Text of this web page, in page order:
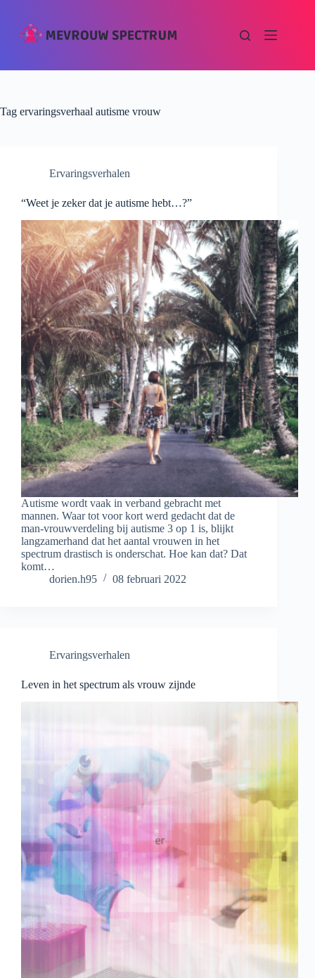
Tag ervaringsverhaal autisme vrouw
Ervaringsverhalen
“Weet je zeker dat je autisme hebt…?”
Autisme wordt vaak in verband gebracht met
mannen. Waar tot voor kort werd gedacht dat de
man-vrouwverdeling bij autisme 3 op 1 is, blijkt
langzamerhand dat het aantal vrouwen in het
spectrum drastisch is onderschat. Hoe kan dat? Dat
komt…
dorien.h95
08 februari 2022
Ervaringsverhalen
Leven in het spectrum als vrouw zijnde